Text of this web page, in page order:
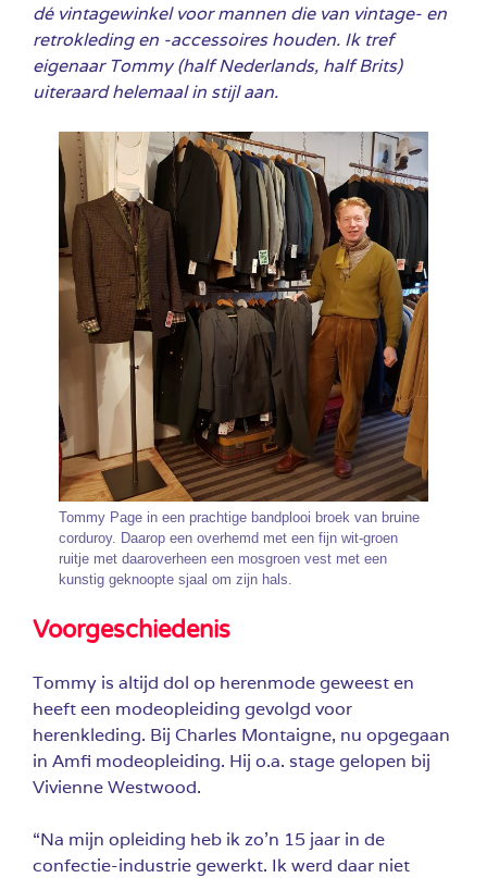
dé vintagewinkel voor mannen die van vintage- en
retrokleding en -accessoires houden. Ik tref
eigenaar Tommy (half Nederlands, half Brits)
uiteraard helemaal in stijl aan.
Tommy Page in een prachtige bandplooi broek van bruine
corduroy. Daarop een overhemd met een fijn wit-groen
ruitje met daaroverheen een mosgroen vest met een
kunstig geknoopte sjaal om zijn hals.
Voorgeschiedenis
Tommy is altijd dol op herenmode geweest en
heeft een modeopleiding gevolgd voor
herenkleding. Bij Charles Montaigne, nu opgegaan
in Amfi modeopleiding. Hij o.a. stage gelopen bij
Vivienne Westwood.
“Na mijn opleiding heb ik zo’n 15 jaar in de
confectie-industrie gewerkt. Ik werd daar niet